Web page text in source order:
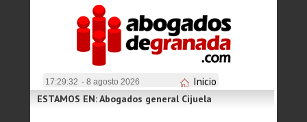
17:29:33 - 8 agosto 2026 Inicio
ESTAMOS EN: Abogados general Cijuela